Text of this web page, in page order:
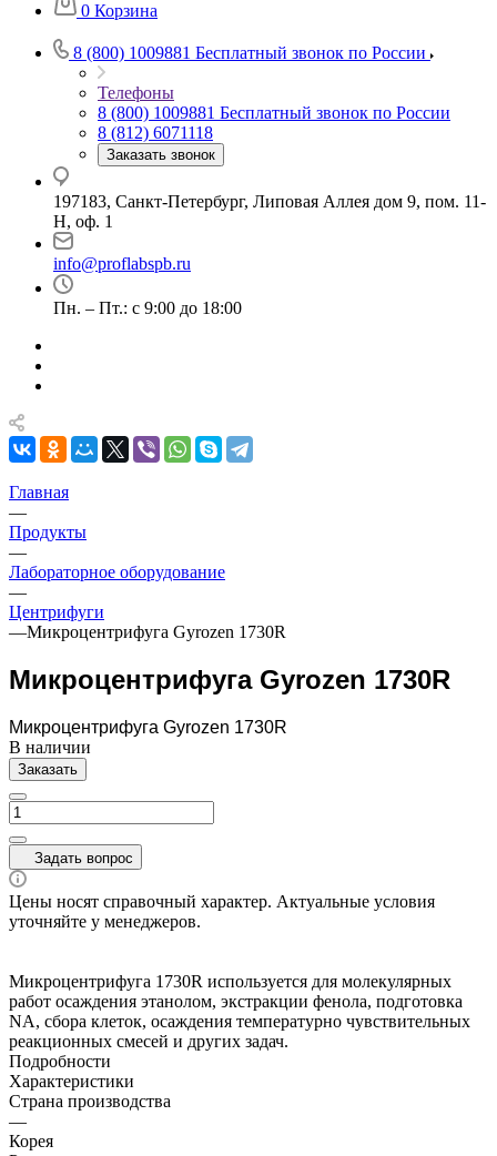
0 Корзина
8 (800) 1009881 Бесплатный звонок по России
Телефоны
8 (800) 1009881 Бесплатный звонок по России
8 (812) 6071118
Заказать звонок
197183, Санкт-Петербург, Липовая Аллея дом 9, пом. 11-
Н, оф. 1
info@proflabspb.ru
Пн. – Пт.: с 9:00 до 18:00
Главная
—
Продукты
—
Лабораторное оборудование
—
Центрифуги
—Микроцентрифуга Gyrozen 1730R
Микроцентрифуга Gyrozen 1730R
Микроцентрифуга Gyrozen 1730R
В наличии
Заказать
Задать вопрос
Цены носят справочный характер. Актуальные условия
уточняйте у менеджеров.
Микроцентрифуга 1730R используется для молекулярных
работ осаждения этанолом, экстракции фенола, подготовка
NA, сбора клеток, осаждения температурно чувствительных
реакционных смесей и других задач.
Подробности
Характеристики
Страна производства
—
Корея